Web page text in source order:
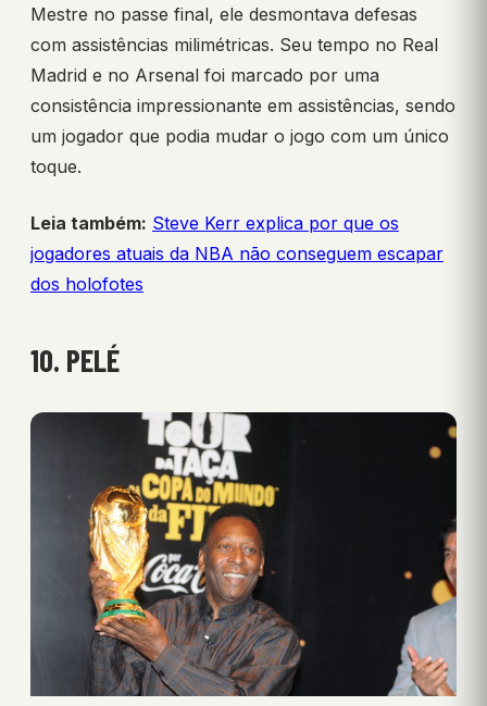
Mestre no passe final, ele desmontava defesas
com assistências milimétricas. Seu tempo no Real
Madrid e no Arsenal foi marcado por uma
consistência impressionante em assistências, sendo
um jogador que podia mudar o jogo com um único
toque.
Leia também: Steve Kerr explica por que os
jogadores atuais da NBA não conseguem escapar
dos holofotes
10. PELÉ